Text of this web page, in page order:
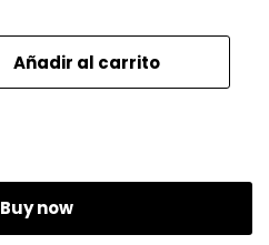
Añadir al carrito
Buy now